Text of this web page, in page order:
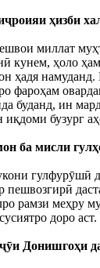
ҳизби
миллат
кунем, ҳоло
ҳадя
фароҳам
буданд, ин
бузург
ба мисли
пешвозгирӣ
рамзи меҳру
доро аст.
Донишгоҳи